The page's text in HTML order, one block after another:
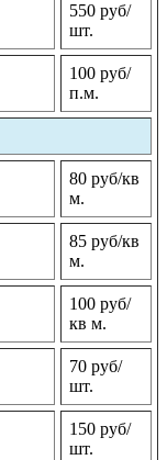
550 руб/
шт.
100 руб/
п.м.
80 руб/кв
м.
85 руб/кв
м.
100 руб/
кв м.
70 руб/
шт.
150 руб/
шт.